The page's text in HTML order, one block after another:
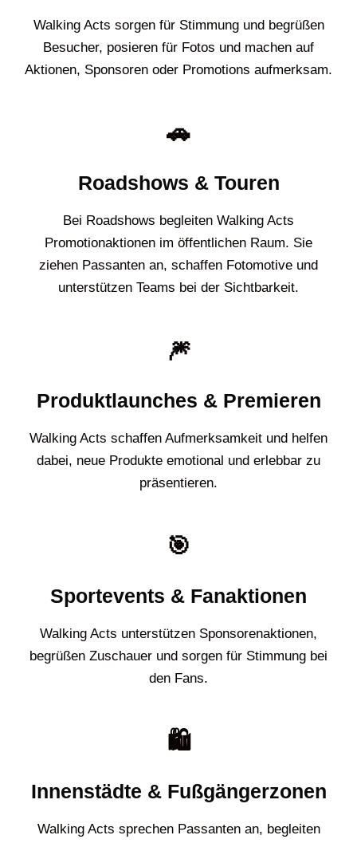
Walking Acts sorgen für Stimmung und begrüßen
Besucher, posieren für Fotos und machen auf
Aktionen, Sponsoren oder Promotions aufmerksam.
🚗
Roadshows & Touren
Bei Roadshows begleiten Walking Acts
Promotionaktionen im öffentlichen Raum. Sie
ziehen Passanten an, schaffen Fotomotive und
unterstützen Teams bei der Sichtbarkeit.
🎆
Produktlaunches & Premieren
Walking Acts schaffen Aufmerksamkeit und helfen
dabei, neue Produkte emotional und erlebbar zu
präsentieren.
🎯
Sportevents & Fanaktionen
Walking Acts unterstützen Sponsorenaktionen,
begrüßen Zuschauer und sorgen für Stimmung bei
den Fans.
🛍️
Innenstädte & Fußgängerzonen
Walking Acts sprechen Passanten an, begleiten